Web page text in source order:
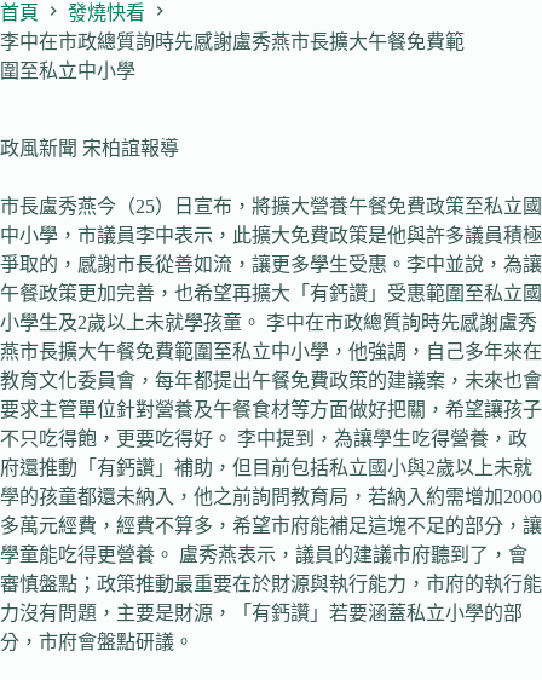
首頁
發燒快看
李中在市政總質詢時先感謝盧秀燕市長擴大午餐免費範
圍至私立中小學
政風新聞 宋柏誼報導
市長盧秀燕今（25）日宣布，將擴大營養午餐免費政策至私立國
中小學，市議員李中表示，此擴大免費政策是他與許多議員積極
爭取的，感謝市長從善如流，讓更多學生受惠。李中並說，為讓
午餐政策更加完善，也希望再擴大「有鈣讚」受惠範圍至私立國
小學生及2歲以上未就學孩童。 李中在市政總質詢時先感謝盧秀
燕市長擴大午餐免費範圍至私立中小學，他強調，自己多年來在
教育文化委員會，每年都提出午餐免費政策的建議案，未來也會
要求主管單位針對營養及午餐食材等方面做好把關，希望讓孩子
不只吃得飽，更要吃得好。 李中提到，為讓學生吃得營養，政
府還推動「有鈣讚」補助，但目前包括私立國小與2歲以上未就
學的孩童都還未納入，他之前詢問教育局，若納入約需增加2000
多萬元經費，經費不算多，希望市府能補足這塊不足的部分，讓
學童能吃得更營養。 盧秀燕表示，議員的建議市府聽到了，會
審慎盤點；政策推動最重要在於財源與執行能力，市府的執行能
力沒有問題，主要是財源，「有鈣讚」若要涵蓋私立小學的部
分，市府會盤點研議。